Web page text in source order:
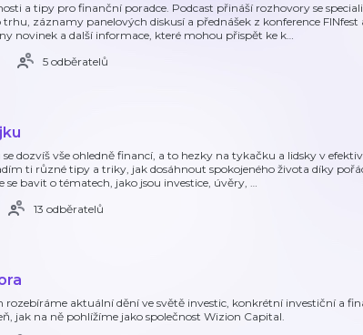
a tipy pro finanční poradce. Podcast přináší rozhovory se
záznamy panelových diskusí a přednášek z konference FINfest
novinek a další informace, které mohou přispět ke k…
5 odběratelů
dozvíš vše ohledně financí, a to hezky na tykačku a lidsky v
ti různé tipy a triky, jak dosáhnout spokojeného života díky
se bavit o tématech, jako jsou investice, úvěry, …
13 odběratelů
rozebíráme aktuální dění ve světě investic, konkrétní investiční a
jak na ně pohlížíme jako společnost Wizion Capital.